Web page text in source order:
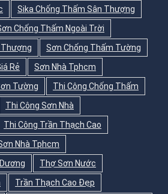
Sika Chống Thấm Sân Thượng
Chống Thấm Ngoài Trời
Thượng
Sơn Chống Thấm Tường
Rẻ
Sơn Nhà Tphcm
Tường
Thi Công Chống Thấm
Thi Công Sơn Nhà
Thi Công Trần Thạch Cao
Nhà Tphcm
Thợ Sơn Nước
Trần Thạch Cao Đẹp